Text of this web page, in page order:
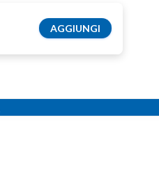
AGGIUNGI